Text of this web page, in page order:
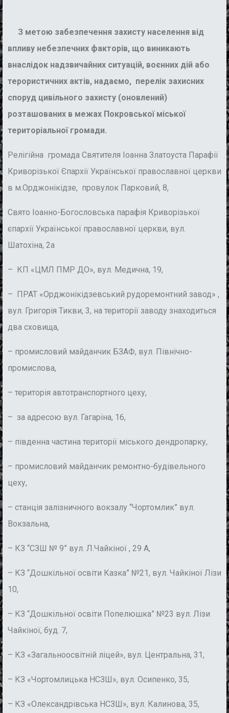
З метою забезпечення захисту населення від
впливу небезпечних факторів, що виникають
внаслідок надзвичайних ситуацій, воєнних дій або
терористичних актів, надаємо, перелік захисних
споруд цивільного захисту (оновлений)
розташованих в межах Покровської міської
територіальної громади.
Релігійна громада Святителя Іоанна Златоуста Парафії
Криворізької Єпархії Української православної церкви
в м.Орджонікідзе, провулок Парковий, 8,
Свято Іоанно-Богословська парафія Криворізької
єпархії Української православної церкви, вул.
Шатохіна, 2а
– КП «ЦМЛ ПМР ДО», вул. Медична, 19,
– ПРАТ «Орджонікідзевський рудоремонтний завод» ,
вул. Григорія Тикви, 3, на території заводу знаходиться
два сховища,
– промисловий майданчик БЗАФ, вул. Північно-
промислова,
– територія автотранспортного цеху,
– за адресою вул. Гагаріна, 16,
– південна частина території міського дендропарку,
– промисловий майданчик ремонтно-будівельного
цеху,
– станція залізничного вокзалу “Чортомлик” вул.
Вокзальна,
– КЗ “СЗШ № 9” вул. Л.Чайкіної , 29 А,
– КЗ “Дошкільної освіти Казка” №21, вул. Чайкіної Лізи
10,
– КЗ “Дошкільної освіти Попелюшка” №23 вул. Лізи
Чайкіної, буд. 7,
– КЗ «Загальноосвітній ліцей», вул. Центральна, 31,
– КЗ «Чортомлицька НСЗШ», вул. Осипенко, 35,
– КЗ «Олександрівська НСЗШ», вул. Калинова, 35,